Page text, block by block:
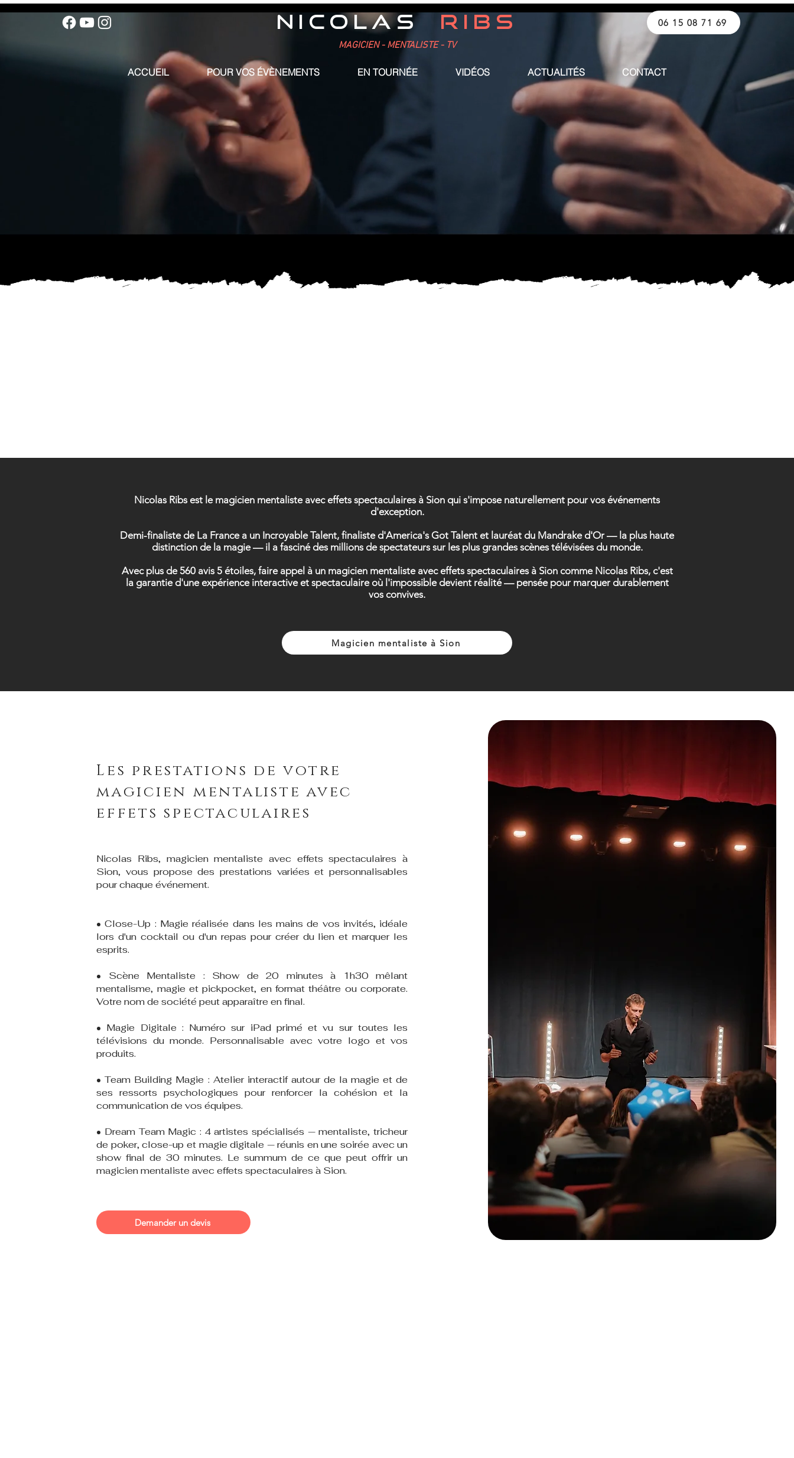
NICOLASRIBS
MAGICIEN - MENTALISTE - TV
06 15 08 71 69
ACCUEIL POUR VOS ÉVÈNEMENTS EN TOURNÉE VIDÉOS ACTUALITÉS CONTACT
Nicolas Ribs est le magicien mentaliste avec effets spectaculaires à Sion qui s'impose naturellement pour vos événements
d'exception.
Demi-finaliste de La France a un Incroyable Talent, finaliste d'America's Got Talent et lauréat du Mandrake d'Or — la plus haute
distinction de la magie — il a fasciné des millions de spectateurs sur les plus grandes scènes télévisées du monde.
Avec plus de 560 avis 5 étoiles, faire appel à un magicien mentaliste avec effets spectaculaires à Sion comme Nicolas Ribs, c'est
la garantie d'une expérience interactive et spectaculaire où l'impossible devient réalité — pensée pour marquer durablement
vos convives.
Magicien mentaliste à Sion
Les prestations de votre
magicien mentaliste avec
effets spectaculaires
Nicolas Ribs, magicien mentaliste avec effets spectaculaires à
Sion, vous propose des prestations variées et personnalisables
pour chaque événement.
• Close-Up : Magie réalisée dans les mains de vos invités, idéale
lors d'un cocktail ou d'un repas pour créer du lien et marquer les
esprits.
• Scène Mentaliste : Show de 20 minutes à 1h30 mêlant
mentalisme, magie et pickpocket, en format théâtre ou corporate.
Votre nom de société peut apparaître en final.
• Magie Digitale : Numéro sur iPad primé et vu sur toutes les
télévisions du monde. Personnalisable avec votre logo et vos
produits.
• Team Building Magie : Atelier interactif autour de la magie et de
ses ressorts psychologiques pour renforcer la cohésion et la
communication de vos équipes.
• Dream Team Magic : 4 artistes spécialisés — mentaliste, tricheur
de poker, close-up et magie digitale — réunis en une soirée avec un
show final de 30 minutes. Le summum de ce que peut offrir un
magicien mentaliste avec effets spectaculaires à Sion.
Demander un devis